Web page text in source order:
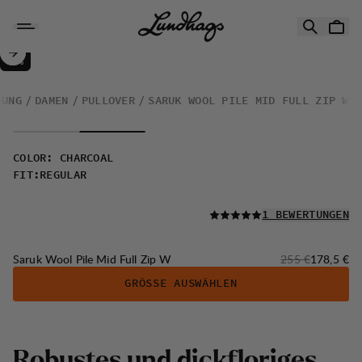
Saruk Wool Pile Mid Full Zip W
VERKAUF
30%
DAMEN PULLOVER SARUK WOOL PILE MID FULL ZIP W
COLOR : CHARCOAL
FIT: REGULAR
LESEN SIE ALLE
1 BEWERTUNGEN
Saruk Wool Pile Mid Full Zip W Originalpreis:
255 €178,5 €
GRÖSSE AUSWÄHLEN